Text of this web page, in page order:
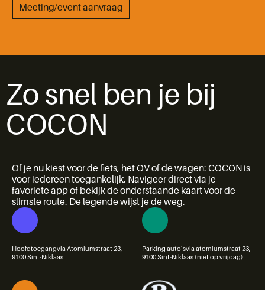
Meeting/event aanvraag
Zo snel ben je bij
COCON
Of je nu kiest voor de fiets, het OV of de wagen: COCON is
voor iedereen toegankelijk. Navigeer direct via je
favoriete app of bekijk de onderstaande kaart voor de
slimste route. De legende wijst je de weg.
Hoofdtoegangvia Atomiumstraat 23,
9100 Sint-Niklaas
Parking auto’svia atomiumstraat 23,
9100 Sint-Niklaas (niet op vrijdag)